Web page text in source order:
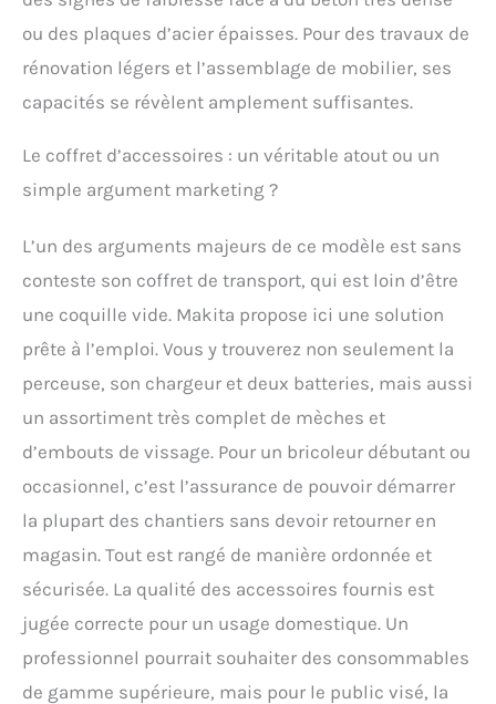
ou des plaques d’acier épaisses. Pour des travaux de
rénovation légers et l’assemblage de mobilier, ses
capacités se révèlent amplement suffisantes.
Le coffret d’accessoires : un véritable atout ou un
simple argument marketing ?
L’un des arguments majeurs de ce modèle est sans
conteste son coffret de transport, qui est loin d’être
une coquille vide. Makita propose ici une solution
prête à l’emploi. Vous y trouverez non seulement la
perceuse, son chargeur et deux batteries, mais aussi
un assortiment très complet de mèches et
d’embouts de vissage. Pour un bricoleur débutant ou
occasionnel, c’est l’assurance de pouvoir démarrer
la plupart des chantiers sans devoir retourner en
magasin. Tout est rangé de manière ordonnée et
sécurisée. La qualité des accessoires fournis est
jugée correcte pour un usage domestique. Un
professionnel pourrait souhaiter des consommables
de gamme supérieure, mais pour le public visé, la